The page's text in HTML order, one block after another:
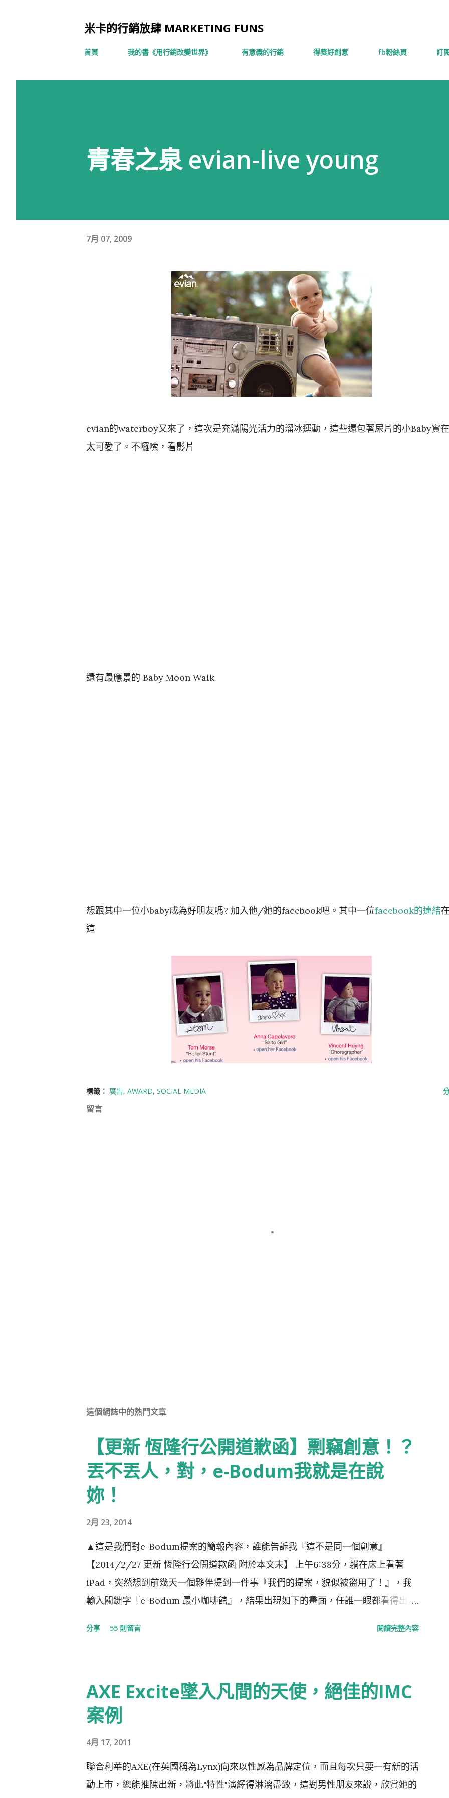
米卡的行銷放肆 MARKETING FUNS
首頁 我的書《用行銷改變世界》 有意義的行銷 得獎好創意 fb粉絲頁 訂
青春之泉 evian-live young
7月 07, 2009
evian的waterboy又來了，這次是充滿陽光活力的溜冰運動，這些還包著尿片的小Baby實在
太可愛了。不囉嗦，看影片
還有最應景的 Baby Moon Walk
想跟其中一位小baby成為好朋友嗎? 加入他/她的facebook吧。其中一位facebook的連結
這
標籤： 廣告 AWARD SOCIAL MEDIA
留言
這個網誌中的熱門文章
【更新 恆隆行公開道歉函】剽竊創意！？
丟不丟人，對，e-Bodum我就是在說
妳！
2月 23, 2014
▲這是我們對e-Bodum提案的簡報內容，誰能告訴我『這不是同一個創意』
【2014/2/27 更新 恆隆行公開道歉函 附於本文末】 上午6:38分，躺在床上看著
iPad，突然想到前幾天一個夥伴提到一件事『我們的提案，貌似被盜用了！』，我
輸入關鍵字『e-Bodum 最小咖啡館』，結果出現如下的畫面，任誰一眼都看得出，
毫不掩飾的整碗捧去的公司，這已經不是“偷”，而是“搶劫”！ ▲ 資料來源：Now
News 記者：彭夢竺 。標題：世界最小咖啡館在電梯裡
分享 55 則留言 閱讀完整內容
AXE Excite墜入凡間的天使，絕佳的IMC
案例
4月 17, 2011
聯合利華的AXE(在英國稱為Lynx)向來以性感為品牌定位，而且每次只要一有新的活
動上市，總能推陳出新，將此"特性"演繹得淋漓盡致，這對男性朋友來說，欣賞她的